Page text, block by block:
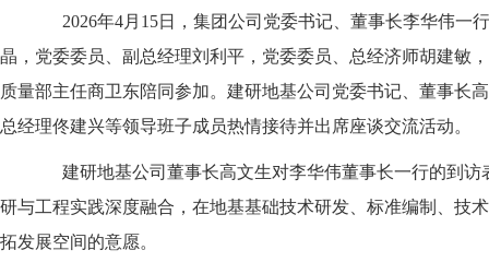
2026年4月15日，集团公司党委书记、董事长李华伟
晶，党委委员、副总经理刘利平，党委委员、总经济师胡建敏
质量部主任商卫东陪同参加。建研地基公司党委书记、董事长
总经理佟建兴等领导班子成员热情接待并出席座谈交流活动。
建研地基公司董事长高文生对李华伟董事长一行的到访
研与工程实践深度融合，在地基基础技术研发、标准编制、技
拓发展空间的意愿。